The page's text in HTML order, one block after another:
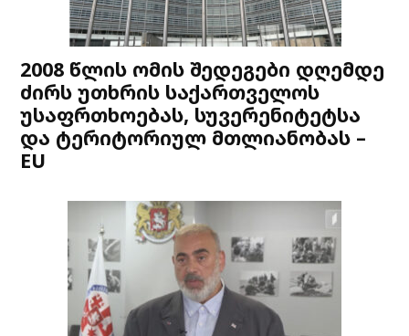
2008 წლის ომის შედეგები დღემდე
ძირს უთხრის საქართველოს
უსაფრთხოებას, სუვერენიტეტსა
და ტერიტორიულ მთლიანობას –
EU